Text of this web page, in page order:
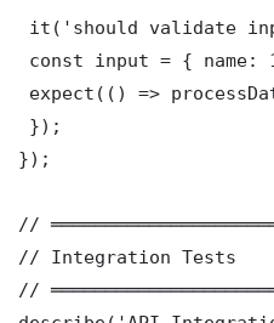
it('should validate
const input = {
expect(() =>
});
});
//
// Integration Tests
//